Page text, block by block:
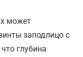
может
заподлицо с
глубина